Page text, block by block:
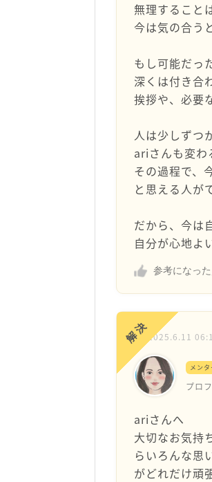
無理すること
今は気の合う
もし可能だっ
深くは付き合
挨拶や、必要
人は少しずつ
ariさんも変わ
その過程で、
と思える人が
だから、今は
自分が心地よ
参考になった
解決2025.6.11
メンタ
プロ
ariさんへ
大切なお気持
らいろんな思
がどれだけ頑